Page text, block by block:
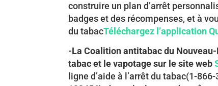
construire un plan d’arrêt
badges et des récompenses, et à
du tabacTéléchargez l’application
-La Coalition antitabac du
tabac et le vapotage sur le site web
ligne d’aide à l’arrêt du tabac(1-